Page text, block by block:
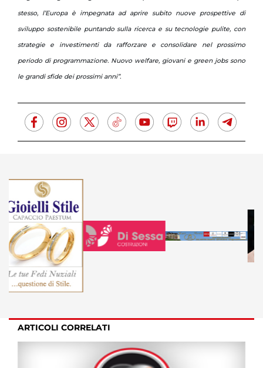
stesso, l’Europa è impegnata ad aprire subito nuove prospettive di
sviluppo sostenibile puntando sulla ricerca e su tecnologie pulite, con
strategie e investimenti da rafforzare e consolidare nel prossimo
periodo di programmazione. Nuovo welfare, giovani e green jobs sono
le grandi sfide dei prossimi anni”.
ARTICOLI CORRELATI